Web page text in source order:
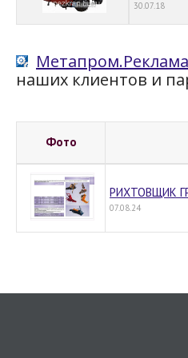
30.07.18
Метапром.Реклама
наших клиентов и
Фото
РИХТОВЩИК
07.08.24